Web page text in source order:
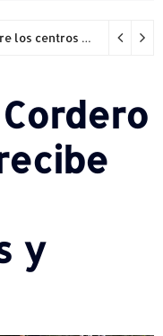
Hospital General de Castañer entre los centros de salud comunitarios con mejor desempeño clínico de Estados Unidos
y